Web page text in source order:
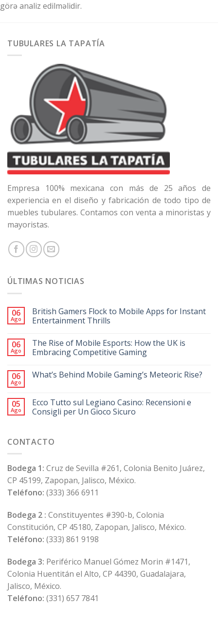
görə analiz edilməlidir.
TUBULARES LA TAPATÍA
Empresa 100% mexicana con más de 25 años de
experiencia en el diseño y fabricación de todo tipo de
muebles tubulares. Contamos con venta a minoristas y
mayoristas.
ÚLTIMAS NOTICIAS
06
Ago
British Gamers Flock to Mobile Apps for Instant
Entertainment Thrills
06
Ago
The Rise of Mobile Esports: How the UK is
Embracing Competitive Gaming
06
Ago
What’s Behind Mobile Gaming’s Meteoric Rise?
05
Ago
Ecco Tutto sul Legiano Casino: Recensioni e
Consigli per Un Gioco Sicuro
CONTACTO
Bodega 1: Cruz de Sevilla #261, Colonia Benito Juárez,
CP 45199, Zapopan, Jalisco, México.
Teléfono: (333) 366 6911
Bodega 2 : Constituyentes #390-b, Colonia
Constitución, CP 45180, Zapopan, Jalisco, México.
Teléfono: (333) 861 9198
Bodega 3: Periférico Manuel Gómez Morin #1471,
Colonia Huentitán el Alto, CP 44390, Guadalajara,
Jalisco, México.
Teléfono: (331) 657 7841